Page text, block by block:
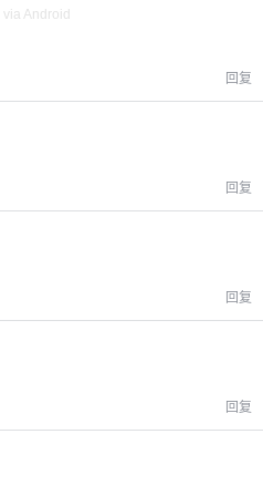
via Android
回复
回复
回复
回复